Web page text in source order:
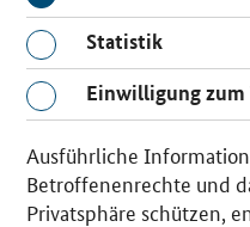
Statistik
Statistik
Einwilligung zum
Einwilligung zum
Ausführliche
Betroffenenrechte und
Privatsphäre schützen,